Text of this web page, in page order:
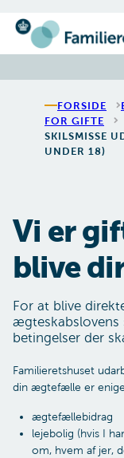
Gå til forsiden
FORSIDE
FOR GIFTE
SKILSMISSE
UNDER 18)
Vi er
blive
For at blive
betingelser der
Familieretshuset
din ægtefælle er
ægtefællebidrag
lejebolig (hvis I
om, hvem af jer,